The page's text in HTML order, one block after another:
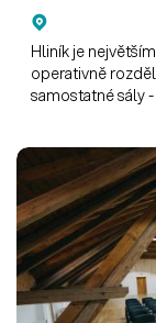
Hliník je
operativně
samostatné sály